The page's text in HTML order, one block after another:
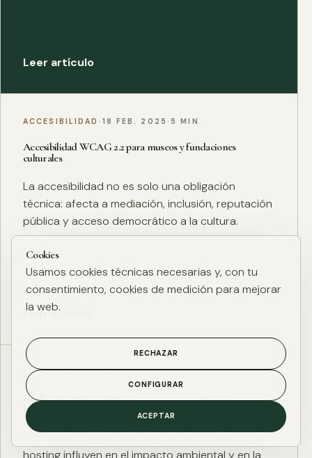
Leer artículo
ACCESIBILIDAD · 18 FEB. 2025 · 5 MIN
Accesibilidad WCAG 2.2 para museos y fundaciones
culturales
La accesibilidad no es solo una obligación
técnica: afecta a mediación, inclusión, reputación
pública y acceso democrático a la cultura.
Leer artículo
ESG DIGITAL·27 ENE. 2025·4 MIN
Huella de carbono digital: cómo medir y reducir el impacto
ESG de una web
El peso de página, las imágenes, los scripts y el
hosting influyen en el impacto ambiental y en la
Cookies
Usamos cookies técnicas necesarias y, con tu
consentimiento, cookies de medición para mejorar
la web.
RECHAZAR
CONFIGURAR
ACEPTAR